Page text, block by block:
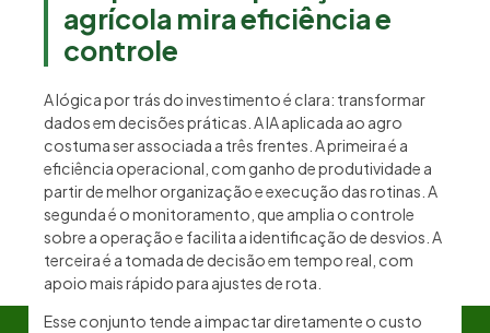
agrícola mira eficiência e
controle
A lógica por trás do investimento é clara: transformar
dados em decisões práticas. A IA aplicada ao agro
costuma ser associada a três frentes. A primeira é a
eficiência operacional, com ganho de produtividade a
partir de melhor organização e execução das rotinas. A
segunda é o monitoramento, que amplia o controle
sobre a operação e facilita a identificação de desvios. A
terceira é a tomada de decisão em tempo real, com
apoio mais rápido para ajustes de rota.
Esse conjunto tende a impactar diretamente o custo